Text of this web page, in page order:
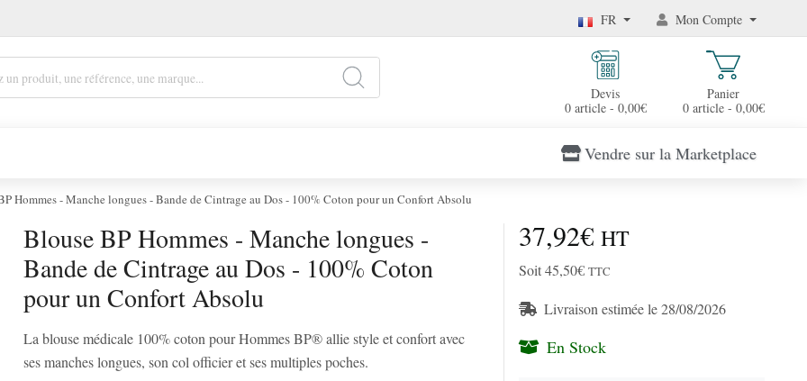
FR Mon Compte
Devis
0 article - 0,00€
Panier
0 article - 0,00€
Vendre sur la Marketplace
Hommes - Manche longues - Bande de Cintrage au Dos - 100% Coton pour un Confort Absolu
Blouse BP Hommes - Manche longues -
Bande de Cintrage au Dos - 100% Coton
pour un Confort Absolu
La blouse médicale 100% coton pour Hommes BP® allie style et confort avec
ses manches longues, son col officier et ses multiples poches.
37,92€ HT
Soit 45,50€ TTC
Livraison estimée le 28/08/2026
En Stock